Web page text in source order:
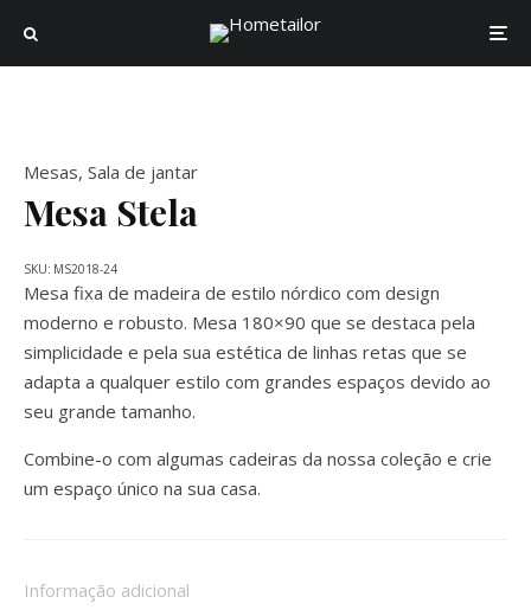
Mesas, Sala de jantar
Mesa Stela
Mesa fixa de madeira de estilo nórdico com design
moderno e robusto. Mesa 180×90 que se destaca pela
simplicidade e pela sua estética de linhas retas que se
adapta a qualquer estilo com grandes espaços devido ao
seu grande tamanho.
Combine-o com algumas cadeiras da nossa coleção e crie
um espaço único na sua casa.
SKU: MS2018-24
Informação adicional